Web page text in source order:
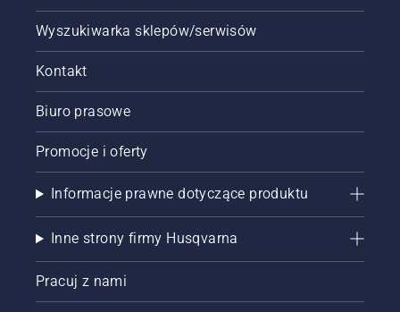
Wyszukiwarka sklepów/serwisów
Kontakt
Biuro prasowe
Promocje i oferty
Informacje prawne dotyczące produktu
Inne strony firmy Husqvarna
Pracuj z nami